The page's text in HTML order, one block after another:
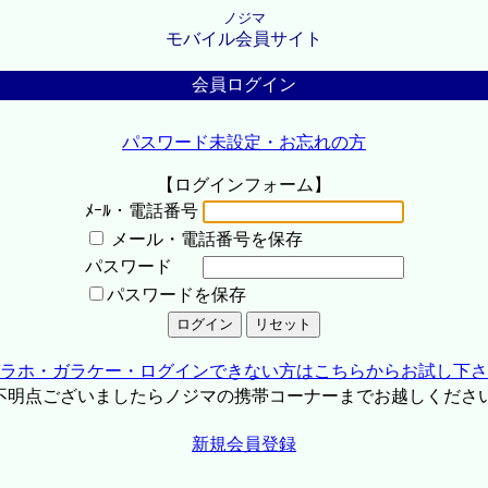
ノジマ
モバイル会員サイト
会員ログイン
パスワード未設定・お忘れの方
【ログインフォーム】
ﾒｰﾙ・電話番号
メール・電話番号を保存
パスワード
パスワードを保存
ホ・ガラケー・ログインできない方はこちらからお試し下
点ございましたらノジマの携帯コーナーまでお越しくださ
新規会員登録